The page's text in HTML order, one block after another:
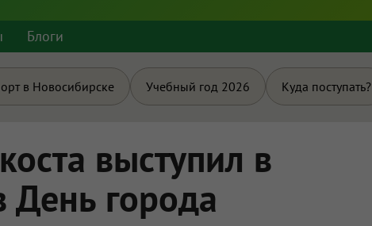
Блоги
в Новосибирске Учебный год 2026 Куда поступать?
выступил в
День города